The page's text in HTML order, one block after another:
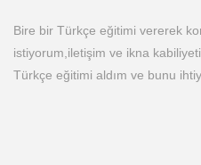
Bire bir Türkçe eğitimi vererek
istiyorum,iletişim ve ikna
Türkçe eğitimi aldım ve bunu